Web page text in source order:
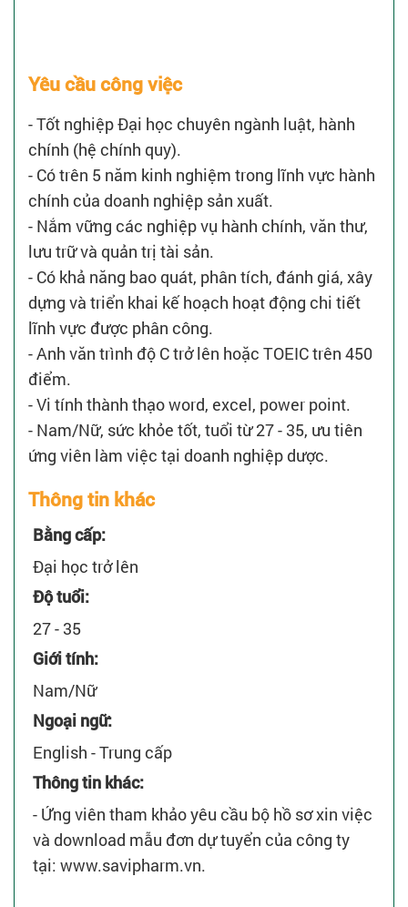
Yêu cầu công việc
- Tốt nghiệp Đại học chuyên ngành luật, hành
chính (hệ chính quy).
- Có trên 5 năm kinh nghiệm trong lĩnh vực hành
chính của doanh nghiệp sản xuất.
- Nắm vững các nghiệp vụ hành chính, văn thư,
lưu trữ và quản trị tài sản.
- Có khả năng bao quát, phân tích, đánh giá, xây
dựng và triển khai kế hoạch hoạt động chi tiết
lĩnh vực được phân công.
- Anh văn trình độ C trở lên hoặc TOEIC trên 450
điểm.
- Vi tính thành thạo word, excel, power point.
- Nam/Nữ, sức khỏe tốt, tuổi từ 27 - 35, ưu tiên
ứng viên làm việc tại doanh nghiệp dược.
Thông tin khác
Bằng cấp:
Đại học trở lên
Độ tuổi:
27 - 35
Giới tính:
Nam/Nữ
Ngoại ngữ:
English - Trung cấp
Thông tin khác:
- Ứng viên tham khảo yêu cầu bộ hồ sơ xin việc
và download mẫu đơn dự tuyển của công ty
tại: www.savipharm.vn.